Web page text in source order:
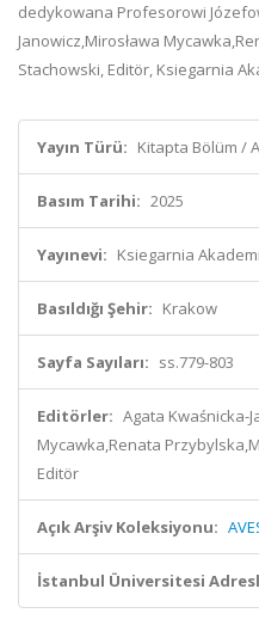
dedykowana Profesorowi
Janowicz,Mirosława
Stachowski, Editör, Ksiegarnia
Yayın Türü: Kitapta Bölüm /
Basım Tarihi: 2025
Yayınevi: Ksiegarnia
Basıldığı Şehir: Krakow
Sayfa Sayıları: ss.779-803
Editörler: Agata Kwaśnicka-
Mycawka,Renata
Editör
Açık Arşiv Koleksiyonu:
İstanbul Üniversitesi